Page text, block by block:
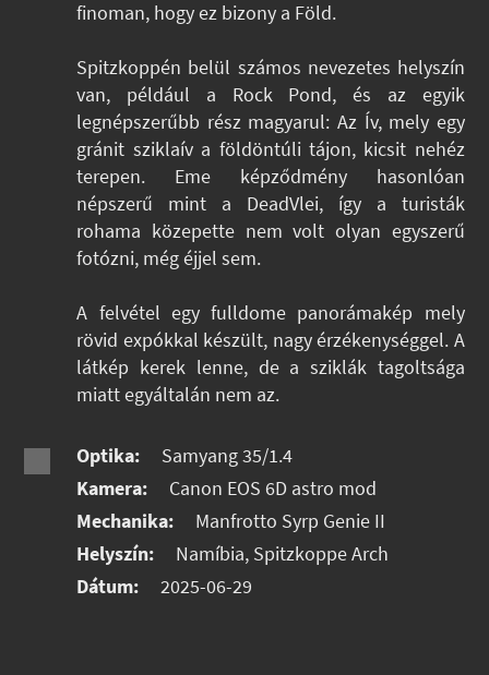
finoman, hogy ez bizony a Föld.
Spitzkoppén belül számos nevezetes helyszín
van, például a Rock Pond, és az egyik
legnépszerűbb rész magyarul: Az Ív, mely egy
gránit sziklaív a földöntúli tájon, kicsit nehéz
terepen. Eme képződmény hasonlóan
népszerű mint a DeadVlei, így a turisták
rohama közepette nem volt olyan egyszerű
fotózni, még éjjel sem.
A felvétel egy fulldome panorámakép mely
rövid expókkal készült, nagy érzékenységgel. A
látkép kerek lenne, de a sziklák tagoltsága
miatt egyáltalán nem az.
Optika:
Samyang 35/1.4
Kamera:
Canon EOS 6D astro mod
Mechanika:
Manfrotto Syrp Genie II
Helyszín:
Namíbia, Spitzkoppe Arch
Dátum:
2025-06-29